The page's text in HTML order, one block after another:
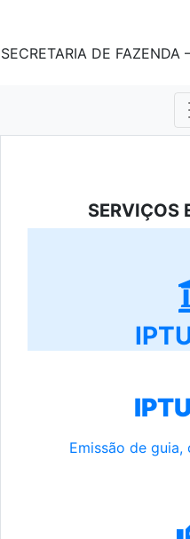
SECRETARIA DE FAZENDA
SERVIÇOS
Emissão de